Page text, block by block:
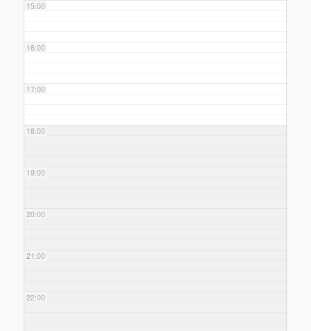
15:00
16:00
17:00
18:00
19:00
20:00
21:00
22:00